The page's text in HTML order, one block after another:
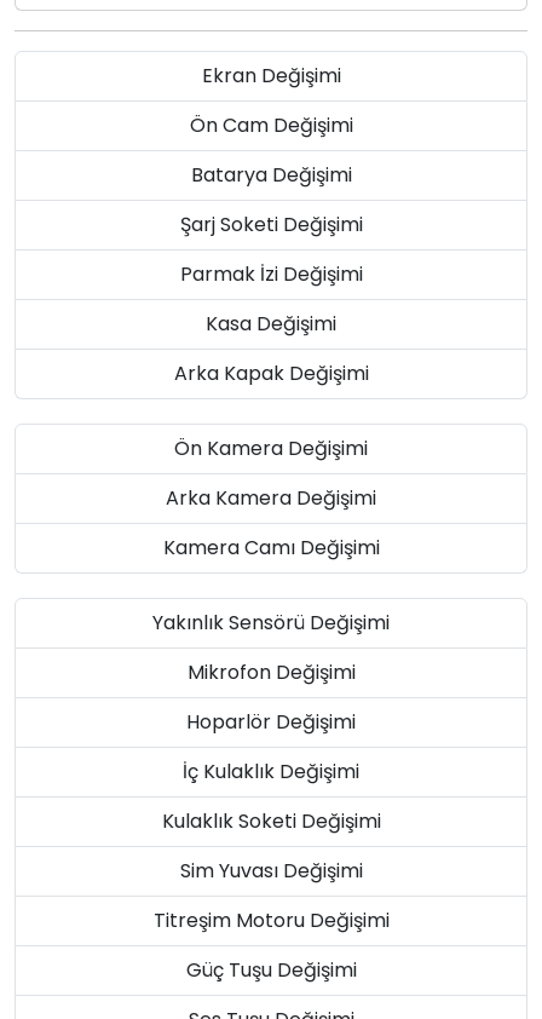
Ekran Değişimi
Ön Cam Değişimi
Batarya Değişimi
Şarj Soketi Değişimi
Parmak İzi Değişimi
Kasa Değişimi
Arka Kapak Değişimi
Ön Kamera Değişimi
Arka Kamera Değişimi
Kamera Camı Değişimi
Yakınlık Sensörü Değişimi
Mikrofon Değişimi
Hoparlör Değişimi
İç Kulaklık Değişimi
Kulaklık Soketi Değişimi
Sim Yuvası Değişimi
Titreşim Motoru Değişimi
Güç Tuşu Değişimi